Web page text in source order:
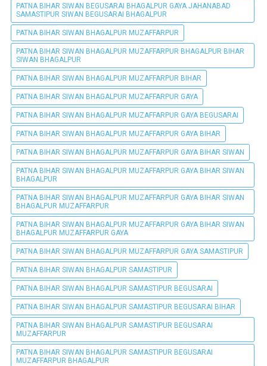
PATNA BIHAR SIWAN BEGUSARAI BHAGALPUR GAYA JAHANABAD
SAMASTIPUR SIWAN BEGUSARAI BHAGALPUR
PATNA BIHAR SIWAN BHAGALPUR MUZAFFARPUR
PATNA BIHAR SIWAN BHAGALPUR MUZAFFARPUR BHAGALPUR BIHAR
SIWAN BHAGALPUR
PATNA BIHAR SIWAN BHAGALPUR MUZAFFARPUR BIHAR
PATNA BIHAR SIWAN BHAGALPUR MUZAFFARPUR GAYA
PATNA BIHAR SIWAN BHAGALPUR MUZAFFARPUR GAYA BEGUSARAI
PATNA BIHAR SIWAN BHAGALPUR MUZAFFARPUR GAYA BIHAR
PATNA BIHAR SIWAN BHAGALPUR MUZAFFARPUR GAYA BIHAR SIWAN
PATNA BIHAR SIWAN BHAGALPUR MUZAFFARPUR GAYA BIHAR SIWAN
BHAGALPUR
PATNA BIHAR SIWAN BHAGALPUR MUZAFFARPUR GAYA BIHAR SIWAN
BHAGALPUR MUZAFFARPUR
PATNA BIHAR SIWAN BHAGALPUR MUZAFFARPUR GAYA BIHAR SIWAN
BHAGALPUR MUZAFFARPUR GAYA
PATNA BIHAR SIWAN BHAGALPUR MUZAFFARPUR GAYA SAMASTIPUR
PATNA BIHAR SIWAN BHAGALPUR SAMASTIPUR
PATNA BIHAR SIWAN BHAGALPUR SAMASTIPUR BEGUSARAI
PATNA BIHAR SIWAN BHAGALPUR SAMASTIPUR BEGUSARAI BIHAR
PATNA BIHAR SIWAN BHAGALPUR SAMASTIPUR BEGUSARAI
MUZAFFARPUR
PATNA BIHAR SIWAN BHAGALPUR SAMASTIPUR BEGUSARAI
MUZAFFARPUR BHAGALPUR